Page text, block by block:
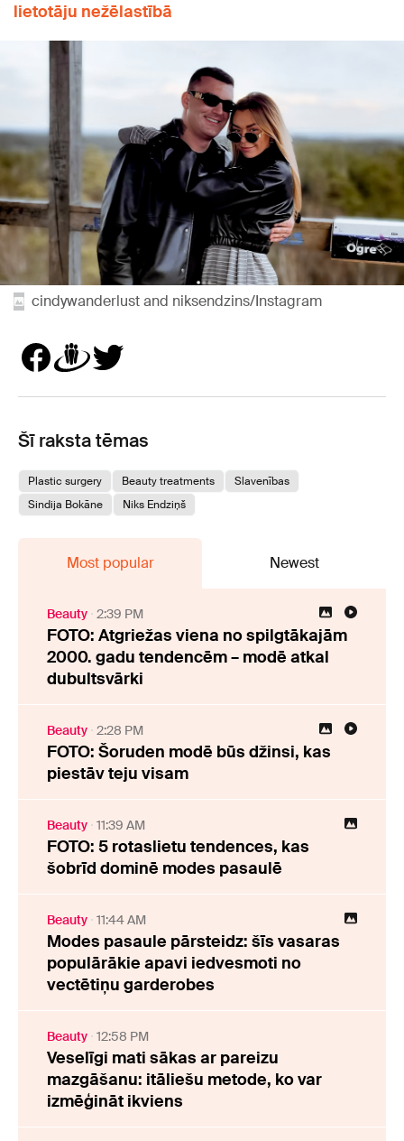
lietotāju nežēlastībā
cindywanderlust and niksendzins/Instagram
Šī raksta tēmas
Plastic surgery Beauty treatments
Slavenības
Sindija Bokāne
Niks Endziņš
Most popular Newest
Beauty 2:39 PM
FOTO: Atgriežas viena no spilgtākajām
2000. gadu tendencēm – modē atkal
dubultsvārki
Beauty 2:28 PM
FOTO: Šoruden modē būs džinsi, kas
piestāv teju visam
Beauty 11:39 AM
FOTO: 5 rotaslietu tendences, kas
šobrīd dominē modes pasaulē
Beauty 11:44 AM
Modes pasaule pārsteidz: šīs vasaras
populārākie apavi iedvesmoti no
vectētiņu garderobes
Beauty 12:58 PM
Veselīgi mati sākas ar pareizu
mazgāšanu: itāliešu metode, ko var
izmēģināt ikviens